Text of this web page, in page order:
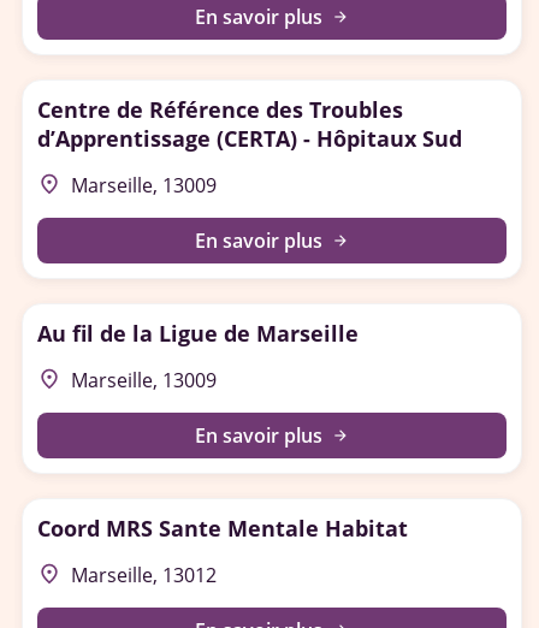
En savoir plus arrow_forward
Centre de Référence des Troubles
d’Apprentissage (CERTA) - Hôpitaux Sud
place Marseille, 13009
En savoir plus arrow_forward
Au fil de la Ligue de Marseille
place Marseille, 13009
En savoir plus arrow_forward
Coord MRS Sante Mentale Habitat
place Marseille, 13012